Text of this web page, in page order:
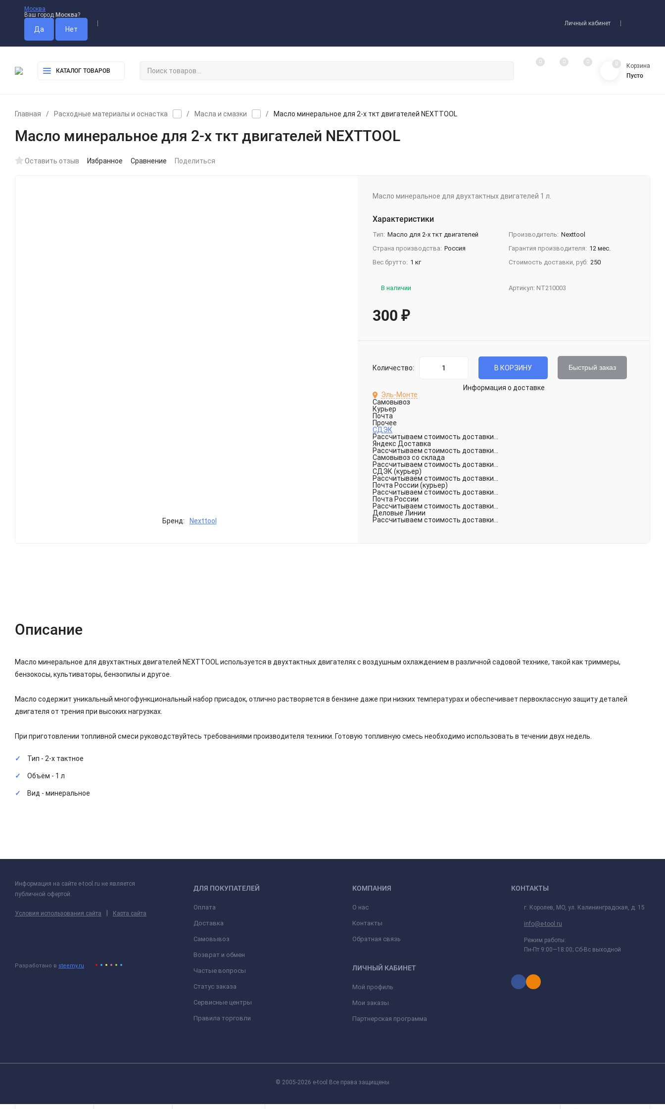
Москва
Ваш город Москва?
Личный кабинет
КАТАЛОГ ТОВАРОВ
0 0 0 0
Корзина
Пусто
Главная / Расходные материалы и оснастка / Масла и смазки / Масло минеральное для 2-х ткт двигателей NEXTTOOL
Масло минеральное для 2-х ткт двигателей NEXTTOOL
Оставить отзыв Избранное Сравнение Поделиться
Бренд: Nexttool
Масло минеральное для двухтактных двигателей 1 л.
Характеристики
Тип: Масло для 2-х ткт двигателей Производитель: Nexttool
Страна производства: Россия Гарантия производителя: 12 мес.
Вес брутто: 1 кг Стоимость доставки, руб: 250
Артикул: NT210003
В наличии
300₽
Количество: В КОРЗИНУ Быстрый заказ
Информация о доставке
Эль-Монте
Самовывоз
Курьер
Почта
Прочее
СДЭК
Рассчитываем стоимость доставки...
Яндекс Доставка
Рассчитываем стоимость доставки...
Самовывоз со склада
Рассчитываем стоимость доставки...
СДЭК (курьер)
Рассчитываем стоимость доставки...
Почта России (курьер)
Рассчитываем стоимость доставки...
Почта России
Рассчитываем стоимость доставки...
Деловые Линии
Рассчитываем стоимость доставки...
Описание
Масло минеральное для двухтактных двигателей NEXTTOOL используется в двухтактных двигателях с воздушным охлаждением в различной садовой технике, такой как триммеры,
бензокосы, культиваторы, бензопилы и другое.
Масло содержит уникальный многофункциональный набор присадок, отлично растворяется в бензине даже при низких температурах и обеспечивает первоклассную защиту деталей
двигателя от трения при высоких нагрузках.
При приготовлении топливной смеси руководствуйтесь требованиями производителя техники. Готовую топливную смесь необходимо использовать в течении двух недель.
Тип - 2-х тактное
Объём - 1 л
Вид - минеральное
Информация на сайте e-tool.ru не является
публичной офертой.
Условия использования сайта Карта сайта
Разработано в steemy.ru
ДЛЯ ПОКУПАТЕЛЕЙ
Оплата
Доставка
Самовывоз
Возврат и обмен
Частые вопросы
Статус заказа
Сервисные центры
Правила торговли
КОМПАНИЯ
О нас
Контакты
Обратная связь
ЛИЧНЫЙ КАБИНЕТ
Мой профиль
Мои заказы
Партнерская программа
КОНТАКТЫ
г. Королев, МО, ул. Калининградская, д. 15
info@e-tool.ru
Режим работы:
Пн-Пт 9:00—18:00; Сб-Вс выходной
© 2005-2026 e-tool Все права защищены